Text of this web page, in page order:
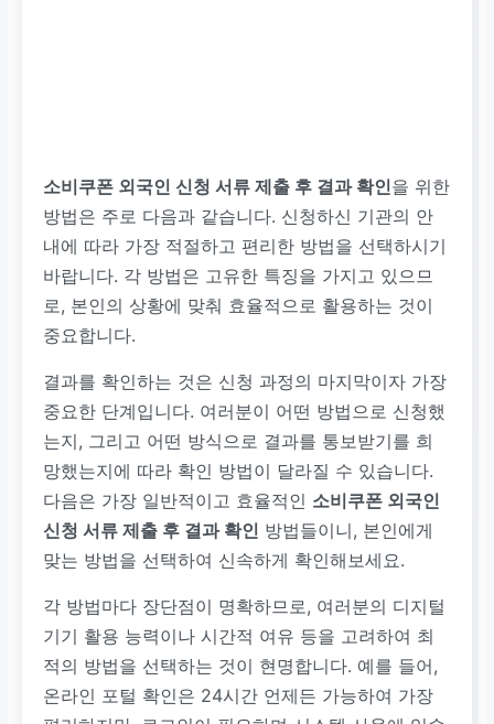
소비쿠폰 외국인 신청 서류 제출 후 결과 확인을 위한
방법은 주로 다음과 같습니다. 신청하신 기관의 안
내에 따라 가장 적절하고 편리한 방법을 선택하시기
바랍니다. 각 방법은 고유한 특징을 가지고 있으므
로, 본인의 상황에 맞춰 효율적으로 활용하는 것이
중요합니다.
결과를 확인하는 것은 신청 과정의 마지막이자 가장
중요한 단계입니다. 여러분이 어떤 방법으로 신청했
는지, 그리고 어떤 방식으로 결과를 통보받기를 희
망했는지에 따라 확인 방법이 달라질 수 있습니다.
다음은 가장 일반적이고 효율적인 소비쿠폰 외국인
신청 서류 제출 후 결과 확인 방법들이니, 본인에게
맞는 방법을 선택하여 신속하게 확인해보세요.
각 방법마다 장단점이 명확하므로, 여러분의 디지털
기기 활용 능력이나 시간적 여유 등을 고려하여 최
적의 방법을 선택하는 것이 현명합니다. 예를 들어,
온라인 포털 확인은 24시간 언제든 가능하여 가장